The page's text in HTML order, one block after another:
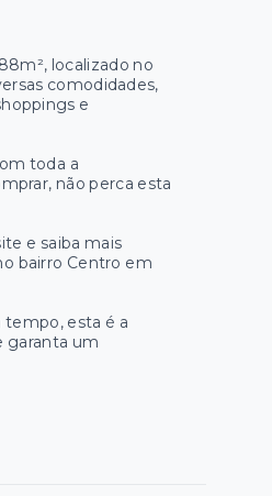
localizado no
comodidades,
e
toda a
não perca esta
e saiba mais
bairro Centro em
tempo, esta é a
garanta um